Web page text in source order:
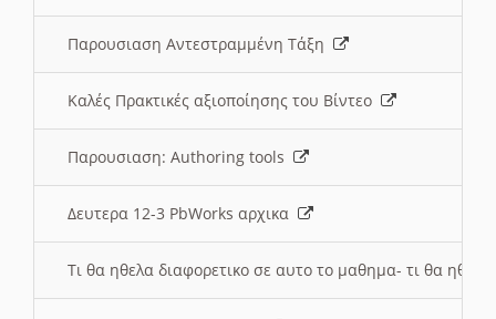
Παρουσιαση Αντεστραμμένη Τάξη
Καλές Πρακτικές αξιοποίησης του Βίντεο
Παρουσιαση: Authoring tools
Δευτερα 12-3 PbWorks αρχικα
Τι θα ηθελα διαφορετικο σε αυτο το μαθημα- τι θα